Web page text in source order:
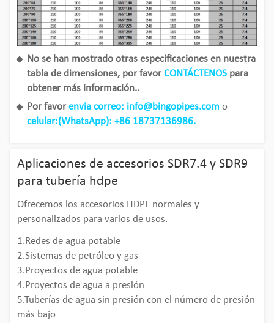
No se han mostrado otras especificaciones en nuestra
tabla de dimensiones, por favorCONTÁCTENOS para
obtener más información..
Por favorenvia correo: info@bingopipes.com o
celular:(WhatsApp): +86 18737136986.
Aplicaciones de accesorios SDR7.4 y SDR9
para tubería hdpe
Ofrecemos los accesorios HDPE normales y
personalizados para varios de usos.
1.Redes de agua potable
2.Sistemas de petróleo y gas
3.Proyectos de agua potable
4.Proyectos de agua a presión
5.Tuberías de agua sin presión con el número de presión
más bajo